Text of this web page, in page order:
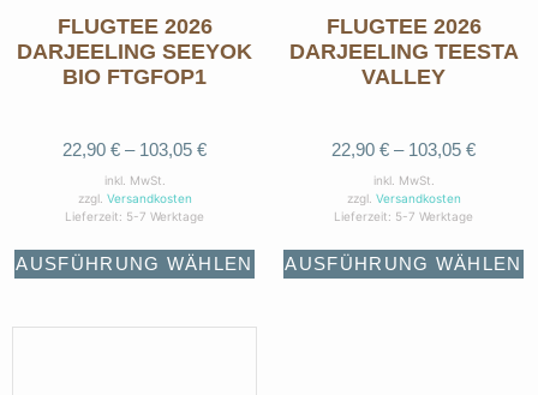
FLUGTEE 2026
DARJEELING SEEYOK
BIO FTGFOP1
22,90 € – 103,05 €
inkl. MwSt.
zzgl. Versandkosten
Lieferzeit: 5-7 Werktage
AUSFÜHRUNG WÄHLEN
FLUGTEE 2026
DARJEELING TEESTA
VALLEY
22,90 € – 103,05 €
inkl. MwSt.
zzgl. Versandkosten
Lieferzeit: 5-7 Werktage
AUSFÜHRUNG WÄHLEN